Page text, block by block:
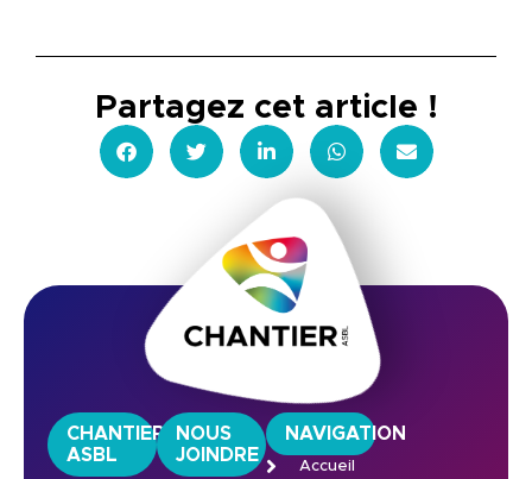
Partagez cet article !
CHANTIER
ASBL
NOUS
JOINDRE
NAVIGATION
Accueil